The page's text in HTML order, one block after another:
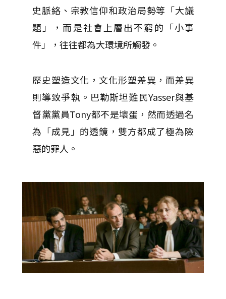
史脈絡、宗教信仰和政治局勢等「大議
題」，而是社會上層出不窮的「小事
件」，往往都為大環境所觸發。
歷史塑造文化，文化形塑差異，而差異
則導致爭執。巴勒斯坦難民Yasser與基
督黨黨員Tony都不是壞蛋，然而透過名
為「成見」的透鏡，雙方都成了極為險
惡的罪人。